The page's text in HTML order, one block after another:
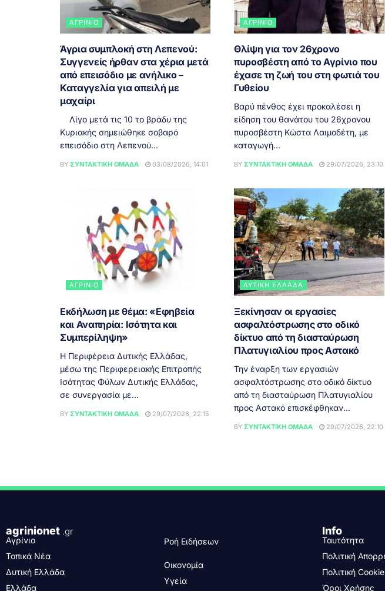
ΑΓΡΊΝΙΟ
Άγρια συμπλοκή στη Λεπενού:
Συγγενείς ήρθαν στα χέρια μετά
από επεισόδιο με ανήλικο –
Καταγγελία για απειλή με
μαχαίρι
Λίγο μετά τις 10 το βράδυ της
Κυριακής σημειώθηκε σοβαρό
επεισόδιο στη Λεπενού...
BY ΣΥΝΤΑΚΤΙΚΉ ΟΜΆΔΑ 03/08/2026, 14:01
ΑΓΡΊΝΙΟ
Θλίψη για τον 26χρονο
πυροσβέστη από το Αγρίνιο που
έχασε τη ζωή του στη φωτιά του
Γυθείου
Βαρύ πένθος έχει προκαλέσει η
είδηση του θανάτου του 26χρονου
πυροσβέστη Κώστα Λαιμοδέτη, με
καταγωγή...
BY ΣΥΝΤΑΚΤΙΚΉ ΟΜΆΔΑ 29/07/2026, 23:10
ΑΓΡΊΝΙΟ
Εκδήλωση με θέμα: «Εφηβεία
και Αναπηρία: Ισότητα και
Συμπερίληψη»
Η Περιφέρεια Δυτικής Ελλάδας,
μέσω της Περιφερειακής Επιτροπής
Ισότητας Φύλων Δυτικής Ελλάδας,
σε συνεργασία με...
BY ΣΥΝΤΑΚΤΙΚΉ ΟΜΆΔΑ 29/07/2026, 22:15
ΔΥΤΙΚΉ ΕΛΛΆΔΑ
Ξεκίνησαν οι εργασίες
ασφαλτόστρωσης στο οδικό
δίκτυο από τη διασταύρωση
Πλατυγιαλίου προς Αστακό
Την έναρξη των εργασιών
ασφαλτόστρωσης στο οδικό δίκτυο
από τη διασταύρωση Πλατυγιαλίου
προς Αστακό επισκέφθηκαν...
BY ΣΥΝΤΑΚΤΙΚΉ ΟΜΆΔΑ 29/07/2026, 22:10
agrinionet .gr
Αγρίνιο
Τοπικά Νέα
Δυτική Ελλάδα
Ελλάδα
Ροή Ειδήσεων
Οικονομία
Υγεία
Info
Ταυτότητα
Πολιτική
Πολιτική
Όροι Χρήσης